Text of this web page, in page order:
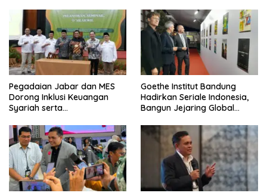
Pegadaian Jabar dan MES
Dorong Inklusi Keuangan
Syariah serta
Goethe Institut Bandung
Hadirkan Seriale Indonesia,
Bangun Jejaring Global